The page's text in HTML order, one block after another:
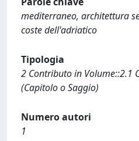
mediterraneo, architettura
coste dell'adriatico
Tipologia
2 Contributo in Volume::2.1
(Capitolo o Saggio)
Numero autori
1